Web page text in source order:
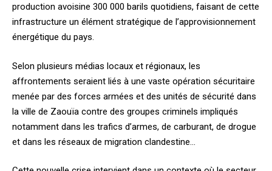
production avoisine 300 000 barils quotidiens, faisant de cette
infrastructure un élément stratégique de l’approvisionnement
énergétique du pays.
Selon plusieurs médias locaux et régionaux, les
affrontements seraient liés à une vaste opération sécuritaire
menée par des forces armées et des unités de sécurité dans
la ville de Zaouïa contre des groupes criminels impliqués
notamment dans les trafics d’armes, de carburant, de drogue
et dans les réseaux de migration clandestine…